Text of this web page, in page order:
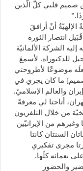
صميم قلبي كلّ الّذين
قضتِ المشيئةُ الإلهيّةُ أنْ أرافقَ
انتصار الثورة
إليه الشركة الألمانيّة
للدكتوراه. لأسمعَ
موضوعًا لأطروحتي
ما كان يجري في
والعالم الإسلاميّ.
أتاحتا لي معرفةً
من خلال التلفزيون
من الإيرانيّين
السنتان كانتا
مجرى تفكيري
نعمائه كلّها.
والحضور